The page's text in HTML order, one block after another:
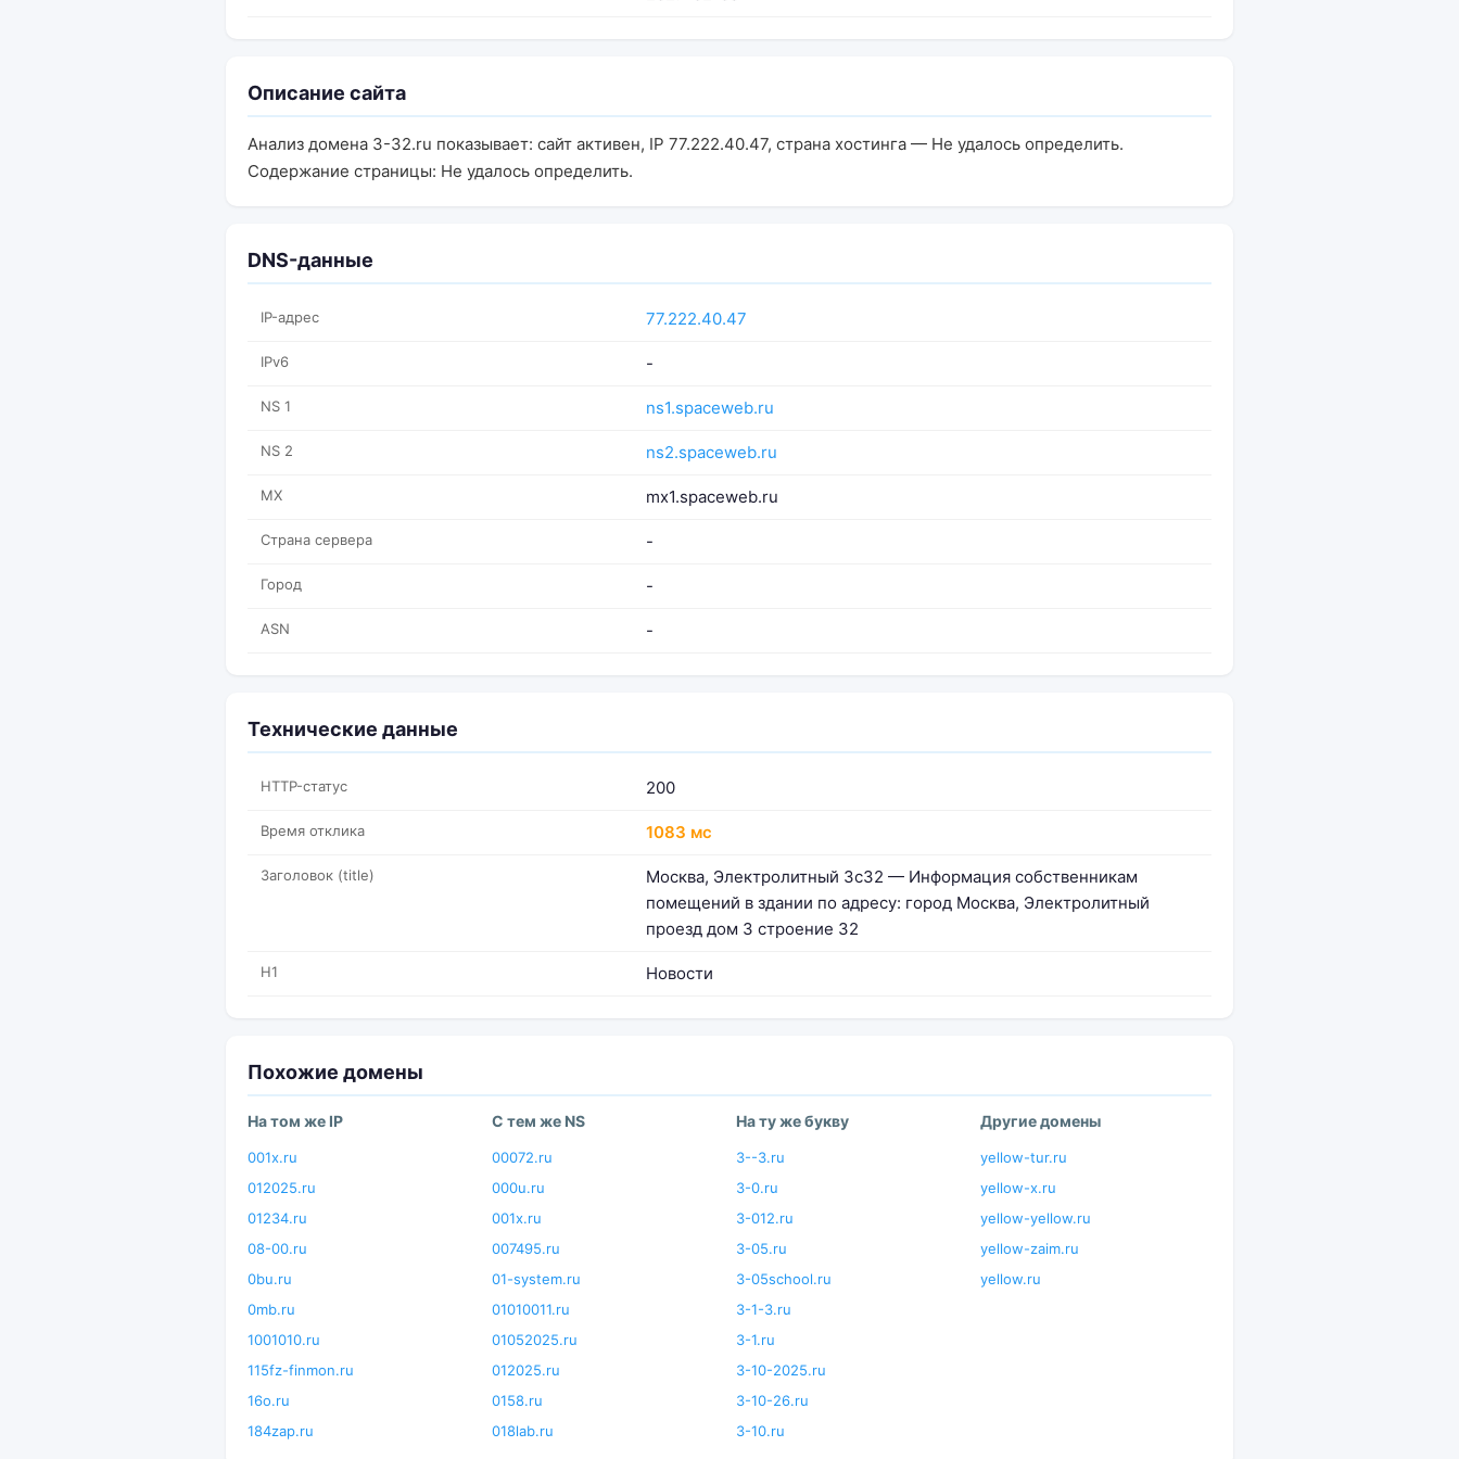
Описание сайта
Анализ домена 3-32.ru показывает: сайт активен, IP 77.222.40.47, страна хостинга — Не удалось определить.
Содержание страницы: Не удалось определить.
DNS-данные
IP-адрес 77.222.40.47
IPv6 -
NS 1 ns1.spaceweb.ru
NS 2 ns2.spaceweb.ru
MX mx1.spaceweb.ru
Страна сервера -
Город -
ASN -
Технические данные
HTTP-статус 200
Время отклика 1083 мс
Заголовок (title)
Москва, Электролитный 3с32 — Информация собственникам
помещений в здании по адресу: город Москва, Электролитный
проезд дом 3 строение 32
H1 Новости
Похожие домены
На том же IP
001x.ru
012025.ru
01234.ru
08-00.ru
0bu.ru
0mb.ru
1001010.ru
115fz-finmon.ru
16o.ru
184zap.ru
С тем же NS
00072.ru
000u.ru
001x.ru
007495.ru
01-system.ru
01010011.ru
01052025.ru
012025.ru
0158.ru
018lab.ru
На ту же букву
3--3.ru
3-0.ru
3-012.ru
3-05.ru
3-05school.ru
3-1-3.ru
3-1.ru
3-10-2025.ru
3-10-26.ru
3-10.ru
Другие домены
yellow-tur.ru
yellow-x.ru
yellow-yellow.ru
yellow-zaim.ru
yellow.ru